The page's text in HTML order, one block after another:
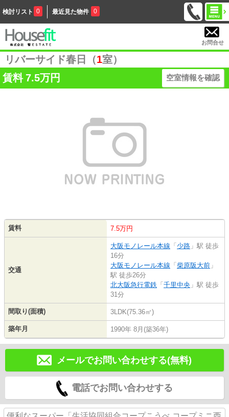
検討リスト 0 最近見た物件 0
お問合せ
リバーサイド春日（1室）
賃料 7.5万円 空室情報を確認
賃料 7.5万円
交通
大阪モノレール本線 「 少路 」駅 徒歩
16分
大阪モノレール本線 「 柴原阪大前 」
駅 徒歩26分
北大阪急行電鉄 「 千里中央 」駅 徒歩
31分
間取り(面積) 3LDK(75.36㎡)
築年月 1990年 8月(築36年)
メールでお問い合わせする(無料)
電話でお問い合わせする